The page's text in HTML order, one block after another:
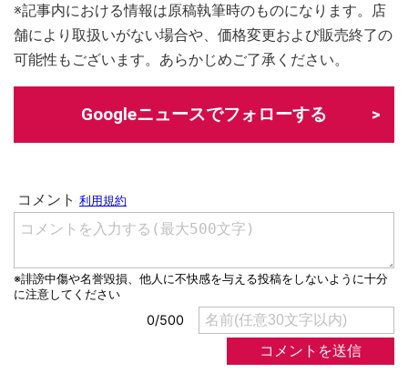
※記事内における情報は原稿執筆時のものになります。店
舗により取扱いがない場合や、価格変更および販売終了の
可能性もございます。あらかじめご了承ください。
Googleニュースでフォローする